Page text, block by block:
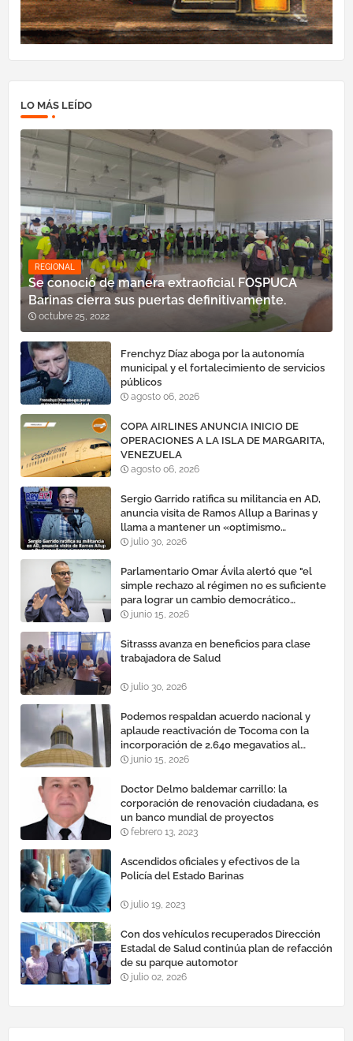
LO MÁS LEÍDO
REGIONAL
Se conoció de manera extraoficial FOSPUCA
Barinas cierra sus puertas definitivamente.
octubre 25, 2022
Frenchyz Díaz aboga por la autonomía
municipal y el fortalecimiento de servicios
públicos
agosto 06, 2026
COPA AIRLINES ANUNCIA INICIO DE
OPERACIONES A LA ISLA DE MARGARITA,
VENEZUELA
agosto 06, 2026
Sergio Garrido ratifica su militancia en AD,
anuncia visita de Ramos Allup a Barinas y
llama a mantener un «optimismo
cauteloso»
julio 30, 2026
Parlamentario Omar Ávila alertó que "el
simple rechazo al régimen no es suficiente
para lograr un cambio democrático
efectivo"
junio 15, 2026
Sitrasss avanza en beneficios para clase
trabajadora de Salud
julio 30, 2026
Podemos respaldan acuerdo nacional y
aplaude reactivación de Tocoma con la
incorporación de 2.640 megavatios al
sistema eléctrico nacional
junio 15, 2026
Doctor Delmo baldemar carrillo: la
corporación de renovación ciudadana, es
un banco mundial de proyectos
febrero 13, 2023
Ascendidos oficiales y efectivos de la
Policía del Estado Barinas
julio 19, 2023
Con dos vehículos recuperados Dirección
Estadal de Salud continúa plan de refacción
de su parque automotor ‎
julio 02, 2026